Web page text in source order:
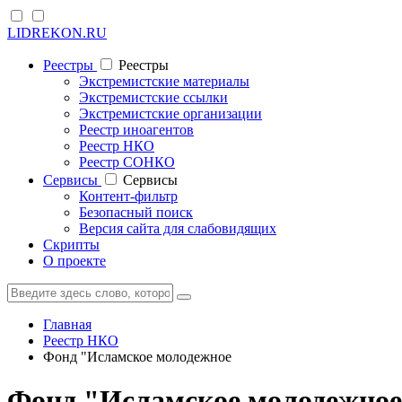
LIDREKON.RU
Реестры
Реестры
Экстремистские материалы
Экстремистские ссылки
Экстремистские организации
Реестр иноагентов
Реестр НКО
Реестр СОНКО
Cервисы
Cервисы
Контент-фильтр
Безопасный поиск
Версия сайта для слабовидящих
Скрипты
О проекте
Главная
Реестр НКО
Фонд "Исламское молодежное